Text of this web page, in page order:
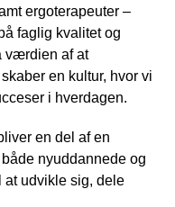
ergoterapeuter –
faglig kvalitet og
værdien af at
en kultur, hvor vi
i hverdagen.
en del af en
nyuddannede og
at udvikle sig, dele